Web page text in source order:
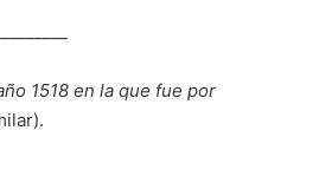
1518 en la que fue por